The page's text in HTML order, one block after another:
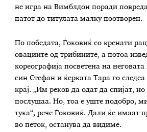
не игра на Вимблдон поради
патот до титулата малку поотворен.
По победата, Ѓоковиќ со кренати
овациите од трибините, а потоа
кореографија посветена на
син Стефан и ќерката Тара го
крај. „Им реков да одат да спијат,
послушаа. Но, тоа е уште подобро,
тука“, рече Ѓоковиќ. Дали ќе имаат
во петок, останува да видиме.